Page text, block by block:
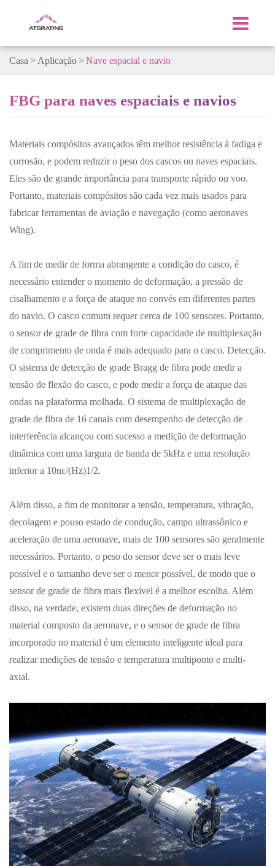
Casa Aplicação Nave espacial e navio
FBG para naves espaciais e navios
Materiais compósitos avançados têm melhor resistência à fadiga e
corrosão, e podem reduzir o peso dos cascos ou naves espaciais.
Eles são de grande importância para transporte rápido ou voo.
Portanto, materiais compósitos são cada vez mais usados para
fabricar ferramentas de aviação e navegação (como aeronaves
Wing).
A fim de medir de forma abrangente a condição do casco, é
necessário entender o momento de deformação, a pressão de
cisalhamento e a força de ataque no convés em diferentes partes
do navio. O casco comum requer cerca de 100 sensores. Portanto,
o sensor de grade de fibra com forte capacidade de multiplexação
de comprimento de onda é mais adequado para o casco. Detecção.
O sistema de detecção de grade Bragg de fibra pode medir a
tensão de flexão do casco, e pode medir a força de ataque das
ondas na plataforma molhada. O sistema de multiplexação de
grade de fibra de 16 canais com desempenho de detecção de
interferência alcançou com sucesso a medição de deformação
dinâmica com uma largura de banda de 5kHz e uma resolução
inferior a 10nε/(Hz)1/2.
Além disso, a fim de monitorar a tensão, temperatura, vibração,
decolagem e pouso estado de condução, campo ultrassônico e
aceleração de uma aeronave, mais de 100 sensores são geralmente
necessários. Portanto, o peso do sensor deve ser o mais leve
possível e o tamanho deve ser o menor possível, de modo que o
sensor de grade de fibra mais flexível é a melhor escolha. Além
disso, na verdade, existem duas direções de deformação no
material composto da aeronave, e o sensor de grade de fibra
incorporado no material é um elemento inteligente ideal para
realizar medições de tensão e temperatura multiponto e multi-
axial.